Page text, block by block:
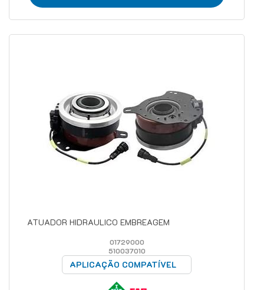
ATUADOR HIDRAULICO EMBREAGEM
01729000
510037010
APLICAÇÃO COMPATÍVEL